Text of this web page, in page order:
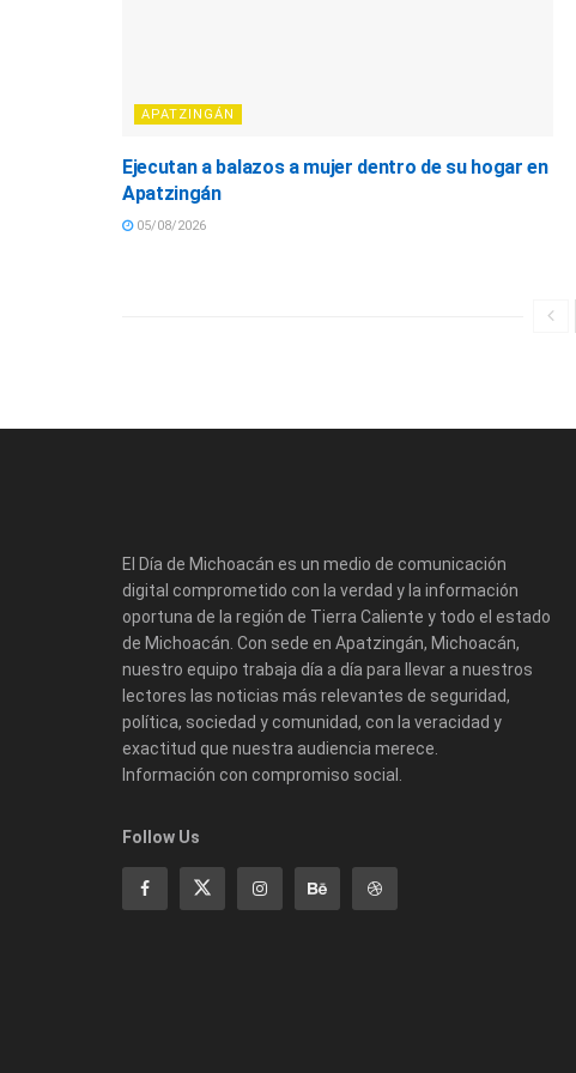
APATZINGÁN
Ejecutan a balazos a mujer dentro de su hogar en
Apatzingán
05/08/2026
El Día de Michoacán es un medio de comunicación
digital comprometido con la verdad y la información
oportuna de la región de Tierra Caliente y todo el estado
de Michoacán. Con sede en Apatzingán, Michoacán,
nuestro equipo trabaja día a día para llevar a nuestros
lectores las noticias más relevantes de seguridad,
política, sociedad y comunidad, con la veracidad y
exactitud que nuestra audiencia merece.
Información con compromiso social.
Follow Us